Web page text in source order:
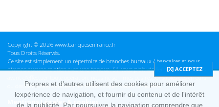
Copyright © 2026 www.banquesenfrance.fr
Tous Droits Réservés.
Ce site est simplement un répertoire de branches bureaux / bancaires et nous
n'avons aucune relation avec une banque. S'il vous plaît vérifier ces informations
avant d'effectuer toute opération, nous ne sommes pas responsables des erreurs
ou des omissions dans les informations que nous fournissons.
Mentions Légales & cookies
Propres et d'autres utilisent des cookies pour améliorer
lexpérience de navigation, et fournir du contenu et de l'intérêt
de la publicité. Par poursuivre la navigation comprendre que